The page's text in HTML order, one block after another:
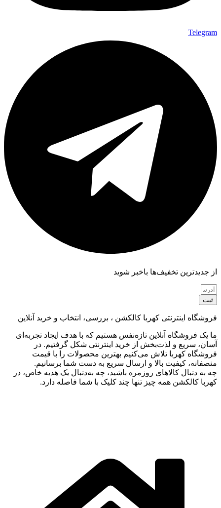
Telegram
از جدیدترین تخفیف‌ها باخبر شوید
ثبت
فروشگاه اینترنتی کهربا کالکشن ، بررسی، انتخاب و خرید آنلاین
ما یک فروشگاه آنلاین تازه‌نفس هستیم که با هدف ایجاد تجربه‌ای
آسان، سریع و لذت‌بخش از خرید اینترنتی شکل گرفتیم. در
فروشگاه کهربا تلاش می‌کنیم بهترین محصولات را با قیمت
منصفانه، کیفیت بالا و ارسال سریع به دست شما برسانیم.
چه به دنبال کالاهای روزمره باشید، چه به‌دنبال یک هدیه خاص، در
کهربا کالکشن همه چیز تنها چند کلیک با شما فاصله دارد.